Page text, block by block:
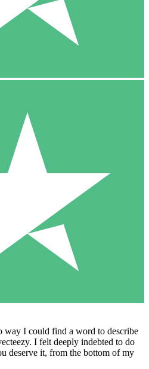
way I could find a word to describe
I felt deeply indebted to do
deserve it, from the bottom of my